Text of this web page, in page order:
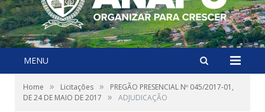
MENU
Home » Licitações »
PREGÃO PRESENCIAL Nº 045/2017-01,
DE 24 DE MAIO DE 2017
» ADJUDICAÇÃO